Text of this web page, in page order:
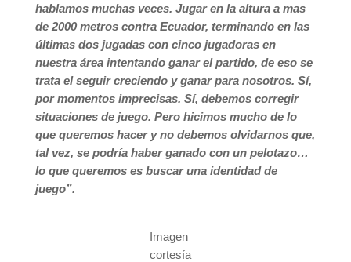
hablamos muchas veces. Jugar en la altura a mas
de 2000 metros contra Ecuador, terminando en las
últimas dos jugadas con cinco jugadoras en
nuestra área intentando ganar el partido, de eso se
trata el seguir creciendo y ganar para nosotros. Sí,
por momentos imprecisas. Sí, debemos corregir
situaciones de juego. Pero hicimos mucho de lo
que queremos hacer y no debemos olvidarnos que,
tal vez, se podría haber ganado con un pelotazo…
lo que queremos es buscar una identidad de
juego”.
Imagen
cortesía